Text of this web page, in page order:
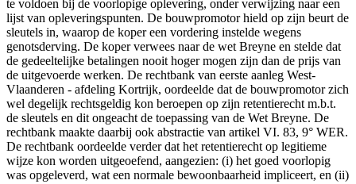
te voldoen bij de voorlopige oplevering, onder verwijzing naar een
lijst van opleveringspunten. De bouwpromotor hield op zijn beurt de
sleutels in, waarop de koper een vordering instelde wegens
genotsderving. De koper verwees naar de wet Breyne en stelde dat
de gedeeltelijke betalingen nooit hoger mogen zijn dan de prijs van
de uitgevoerde werken. De rechtbank van eerste aanleg West-
Vlaanderen - afdeling Kortrijk, oordeelde dat de bouwpromotor zich
wel degelijk rechtsgeldig kon beroepen op zijn retentierecht m.b.t.
de sleutels en dit ongeacht de toepassing van de Wet Breyne. De
rechtbank maakte daarbij ook abstractie van artikel VI. 83, 9° WER.
De rechtbank oordeelde verder dat het retentierecht op legitieme
wijze kon worden uitgeoefend, aangezien: (i) het goed voorlopig
was opgeleverd, wat een normale bewoonbaarheid impliceert, en (ii)